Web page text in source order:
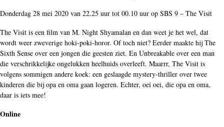
Donderdag 28 mei 2020 van 22.25 uur tot 00.10 uur op SBS 9 – The Visit
The Visit is een film van M. Night Shyamalan en dan weet je het wel, dat
wordt weer zweverige hoki-poki-horor. Of toch niet? Eerder maakte hij The
Sixth Sense over een jongen die geesten ziet. En Unbreakable over een man
die verschrikkelijke ongelukken heelhuids overleeft. Maarrr, The Visit is
volgens sommigen andere koek: een geslaagde mystery-thriller over twee
kinderen die bij opa en oma gaan logeren. Echter, oei oei, die opa en oma,
daar is iets mee!
Online